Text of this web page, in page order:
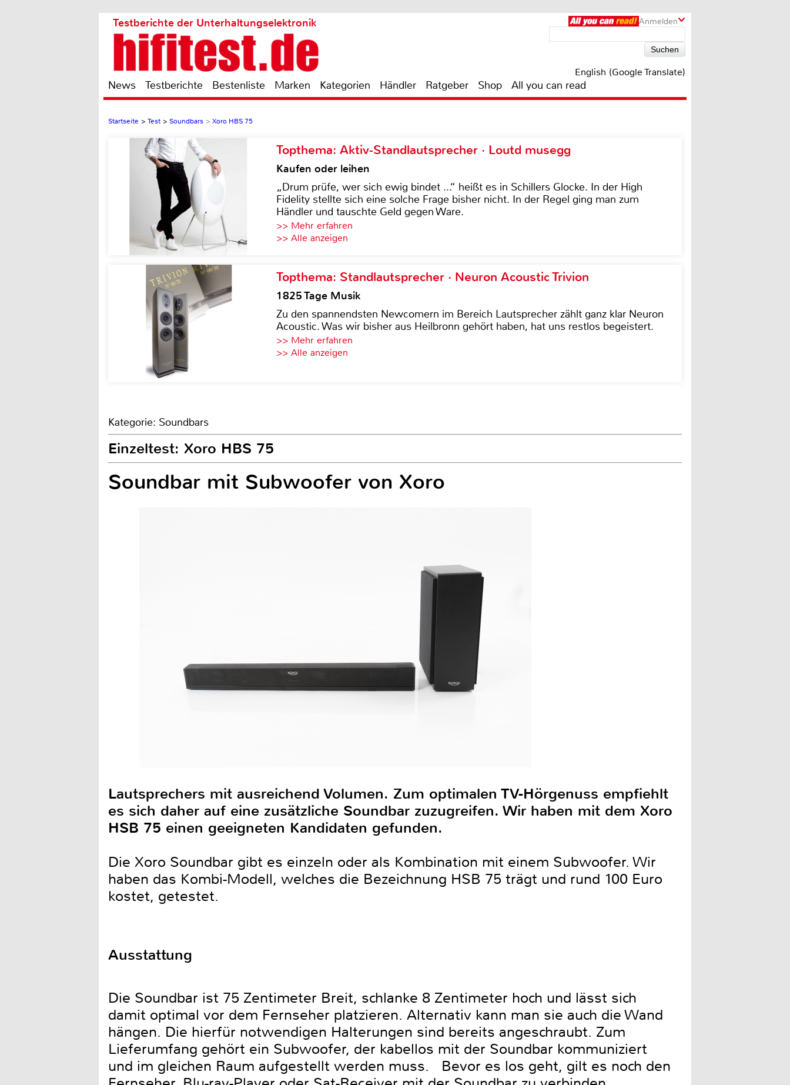
Anmelden
Testberichte der Unterhaltungselektronik
English (Google Translate)
News Testberichte Bestenliste Marken Kategorien Händler Ratgeber Shop All you can read
Startseite > Test > Soundbars > Xoro HBS 75
Topthema: Aktiv-Standlautsprecher · Loutd musegg
Kaufen oder leihen
„Drum prüfe, wer sich ewig bindet ...“ heißt es in Schillers Glocke. In der High
Fidelity stellte sich eine solche Frage bisher nicht. In der Regel ging man zum
Händler und tauschte Geld gegen Ware.
>> Mehr erfahren
>> Alle anzeigen
Topthema: Standlautsprecher · Neuron Acoustic Trivion
1825 Tage Musik
Zu den spannendsten Newcomern im Bereich Lautsprecher zählt ganz klar Neuron
Acoustic. Was wir bisher aus Heilbronn gehört haben, hat uns restlos begeistert.
>> Mehr erfahren
>> Alle anzeigen
Kategorie: Soundbars
Einzeltest: Xoro HBS 75
Soundbar mit Subwoofer von Xoro
Lautsprechers mit ausreichend Volumen. Zum optimalen TV-Hörgenuss empfiehlt
es sich daher auf eine zusätzliche Soundbar zuzugreifen. Wir haben mit dem Xoro
HSB 75 einen geeigneten Kandidaten gefunden.
Die Xoro Soundbar gibt es einzeln oder als Kombination mit einem Subwoofer. Wir
haben das Kombi-Modell, welches die Bezeichnung HSB 75 trägt und rund 100 Euro
kostet, getestet.
Ausstattung
Die Soundbar ist 75 Zentimeter Breit, schlanke 8 Zentimeter hoch und lässt sich
damit optimal vor dem Fernseher platzieren. Alternativ kann man sie auch die Wand
hängen. Die hierfür notwendigen Halterungen sind bereits angeschraubt. Zum
Lieferumfang gehört ein Subwoofer, der kabellos mit der Soundbar kommuniziert
und im gleichen Raum aufgestellt werden muss. Bevor es los geht, gilt es noch den